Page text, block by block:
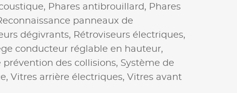
Phares antibrouillard, Phares
panneaux de
dégivrants, Rétroviseurs électriques,
conducteur réglable en hauteur,
prévention des collisions, Système de
Vitres arrière électriques, Vitres avant